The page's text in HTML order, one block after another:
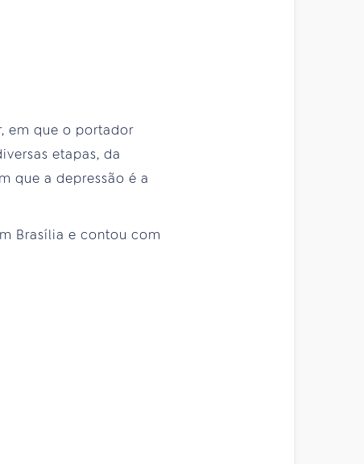
em que o portador
etapas, da
que a depressão é a
Brasília e contou com